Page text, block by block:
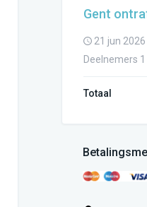
Gent
21 jun 2026
Deelnemers 1
Totaal